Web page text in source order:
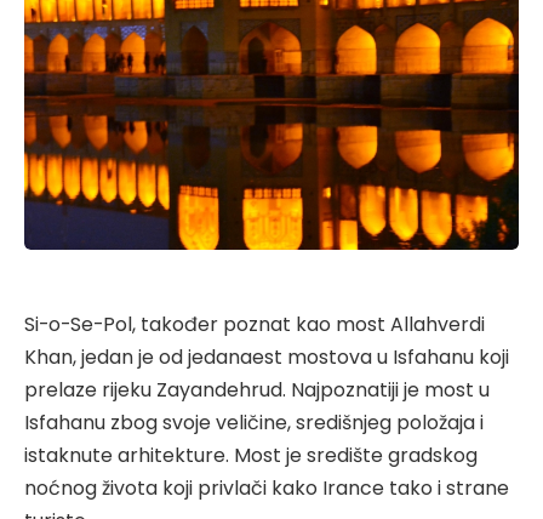
Si-o-Se-Pol, također poznat kao most Allahverdi
Khan, jedan je od jedanaest mostova u Isfahanu koji
prelaze rijeku Zayandehrud. Najpoznatiji je most u
Isfahanu zbog svoje veličine, središnjeg položaja i
istaknute arhitekture. Most je središte gradskog
noćnog života koji privlači kako Irance tako i strane